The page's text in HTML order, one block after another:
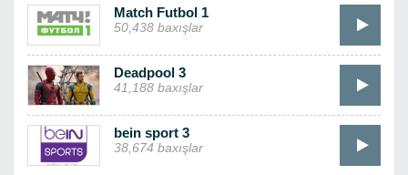
Match Futbol 1
50,438 baxışlar
Deadpool 3
41,188 baxışlar
bein sport 3
38,674 baxışlar